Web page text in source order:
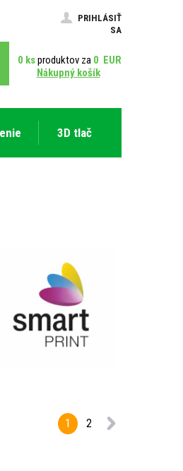
PRIHLÁSIŤ
SA
0 ksproduktov za 0 EUR
Nákupný košík
3D tlač
1
2